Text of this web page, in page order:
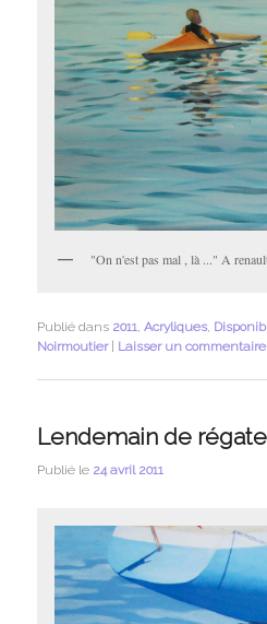
"On n'est pas mal , là ..." A
Publié dans 2011 ,Acryliques
Noirmoutier | Laisser un commentaire
Lendemain de régate
Publié le 24 avril 2011